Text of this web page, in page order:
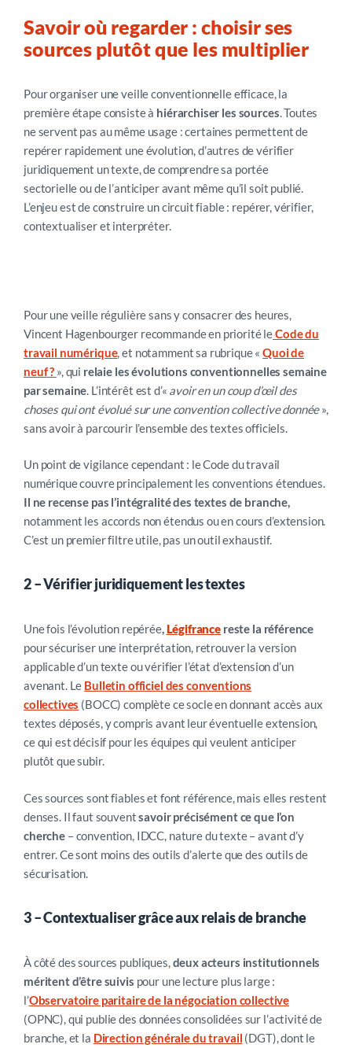
Savoir où regarder : choisir ses
sourcesplutôt que les multiplier
Pour organiser une veille conventionnelle efficace, la
première étape consiste à hiérarchiser les sources . Toutes
ne servent pas au même usage : certaines permettent de
repérer rapidement une évolution, d’autres de vérifier
juridiquement un texte, de comprendre sa portée
sectorielleoude l’anticiper avant même qu’il soit publié
L’enjeuestde construire un circuit fiable : repérer, vérifier,
contextualiser et interpréter.
Pour une veille régulière sans y consacrer des heures,
Vincent Hagenbourger recommande en priorité leCode du
travail numérique, et notamment sa rubrique «Quoi de
neuf ? », qui relaie les évolutions conventionnelles semaine
par semaine . L’intérêt est d’« avoir en un coup d’œil des
choses qui ont évolué sur une convention collective donnée»,
sans avoir à parcourir l’ensemble des textes officiels.
Un point de vigilance cependant : le Code du travail
numérique couvre principalement les conventions étendues.
Il ne recense pas l’intégralité des textes de branche,
notamment les accords non étendus ou en cours d’extension.
C’est un premier filtre utile, pas un outil exhaustif.
2 – Vérifier juridiquement les textes
Une fois l’évolution repérée, Légifrance reste la référence
poursécuriser une interprétation, retrouver la version
applicable d’un texte ou vérifier l’état d’extension d’un
avenant. Le Bulletin officiel des conventions
collectives (BOCC) complète ce socle en donnant accès aux
textes déposés, y compris avant leur éventuelle extension,
ce qui est décisif pour les équipes qui veulent anticiper
plutôt que subir.
Ces sources sont fiables et font référence, mais elles restent
denses. Il faut souventsavoir précisément ce que l’on
cherche – convention, IDCC, nature du texte – avant d’y
entrer. Ce sont moins des outils d’alerte que des outils de
sécurisation.
3 –Contextualiser grâce aux relais de branche
À côté des sources publiques, deux acteurs institutionnels
méritent d’être suivis pour une lecture plus large :
l’Observatoire paritaire de la négociation collective
(OPNC), qui publie des données consolidées sur l’activité de
branche, et la Direction générale du travail (DGT), dont le